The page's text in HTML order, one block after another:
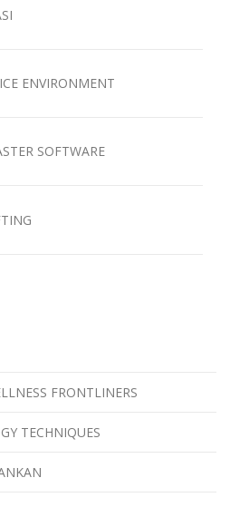
ENVIRONMENT
SOFTWARE
FRONTLINERS
TECHNIQUES